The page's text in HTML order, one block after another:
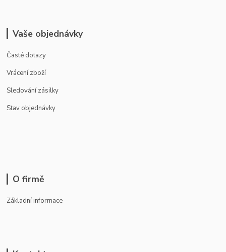
Vaše objednávky
Časté dotazy
Vrácení zboží
Sledování zásilky
Stav objednávky
O firmě
Základní informace